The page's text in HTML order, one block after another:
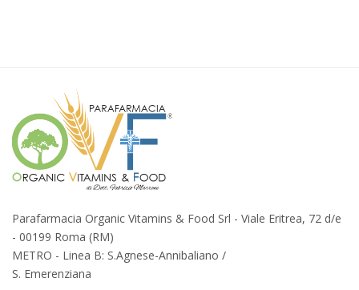
Parafarmacia Organic Vitamins & Food Srl - Viale Eritrea, 72 d/e
- 00199 Roma (RM)
METRO - Linea B: S.Agnese-Annibaliano /
S. Emerenziana